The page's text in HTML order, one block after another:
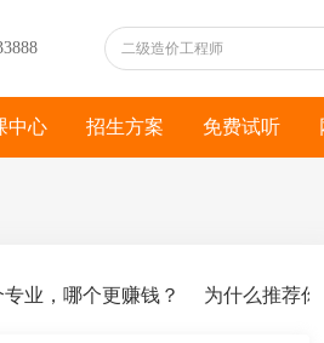
中心 招生方案 免费试听
业，哪个更赚钱？ 为什么推荐你